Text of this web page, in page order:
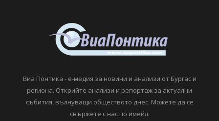
Виа Понтика - е-медия за новини и анализи от Бургас и
региона. Открийте анализи и репортаж за актуални
събития, вълнуващи обществото днес. Можете да се
свържете с нас по имейл.